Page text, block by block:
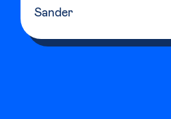
Sander
Slide 2 of 3.